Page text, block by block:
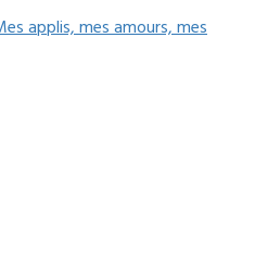
applis, mes amours, mes